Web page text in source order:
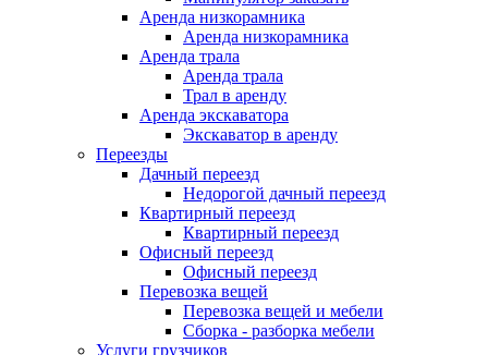
Аренда низкорамника
Аренда низкорамника
Аренда трала
Аренда трала
Трал в аренду
Аренда экскаватора
Экскаватор в аренду
Переезды
Дачный переезд
Недорогой дачный переезд
Квартирный переезд
Квартирный переезд
Офисный переезд
Офисный переезд
Перевозка вещей
Перевозка вещей и мебели
Сборка - разборка мебели
Услуги грузчиков